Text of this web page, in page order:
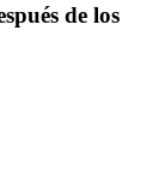
de los